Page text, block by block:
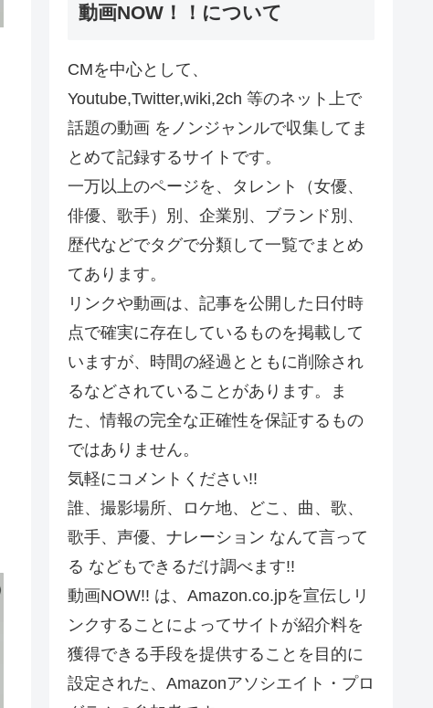
動画NOW！！について
CMを中心として、
Youtube,Twitter,wiki,2ch 等のネット上で
話題の動画 をノンジャンルで収集してま
とめて記録するサイトです。
一万以上のページを、タレント（女優、
俳優、歌手）別、企業別、ブランド別、
歴代などでタグで分類して一覧でまとめ
てあります。
リンクや動画は、記事を公開した日付時
点で確実に存在しているものを掲載して
いますが、時間の経過とともに削除され
るなどされていることがあります。ま
た、情報の完全な正確性を保証するもの
ではありません。
気軽にコメントください!!
誰、撮影場所、ロケ地、どこ、曲、歌、
歌手、声優、ナレーション なんて言って
る などもできるだけ調べます!!
動画NOW!! は、Amazon.co.jpを宣伝しリ
ンクすることによってサイトが紹介料を
獲得できる手段を提供することを目的に
設定された、Amazonアソシエイト・プロ